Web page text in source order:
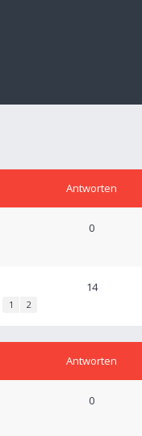
Antworten
0
1 2
14
Antworten
0